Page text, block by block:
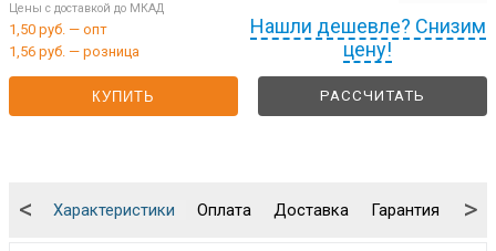
Нашли дешевле? Снизим
цену!
Цены с доставкой до МКАД
1,50 руб. — опт
1,56 руб. — розница
КУПИТЬ РАССЧИТАТЬ
Характеристики Оплата Доставка Гарантия
< >